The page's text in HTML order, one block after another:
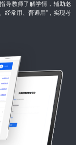
AI智慧教室健康照明系统
导教师了解学情，辅助老
经常用、普遍用”，实现考